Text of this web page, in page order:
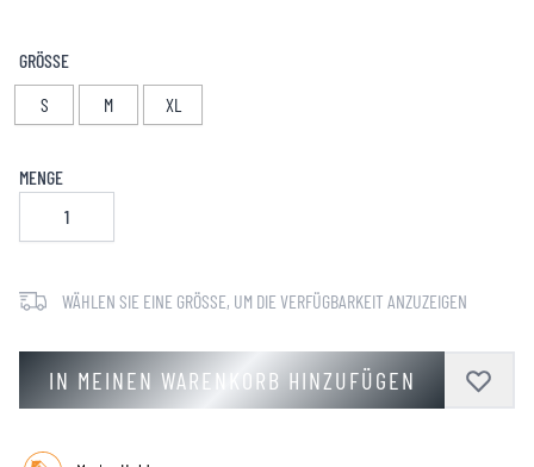
GRÖSSE
S
M XL
MENGE
WÄHLEN SIE EINE GRÖSSE, UM DIE VERFÜGBARKEIT ANZUZEIGEN
IN MEINEN WARENKORB HINZUFÜGEN